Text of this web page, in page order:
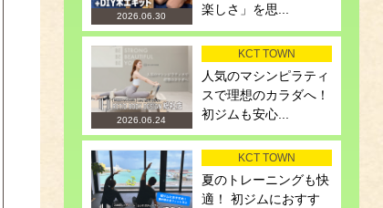
2026.06.30
楽しさ」を思...
2026.06.24
KCT TOWN
人気のマシンピラティ
スで理想のカラダへ！
初ジムも安心...
KCT TOWN
夏のトレーニングも快
適！ 初ジムにおすす